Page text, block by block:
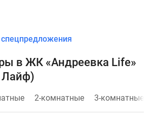
в ЖК «Андреевка Life»
Лайф)
2-комнатные 3-комнатные